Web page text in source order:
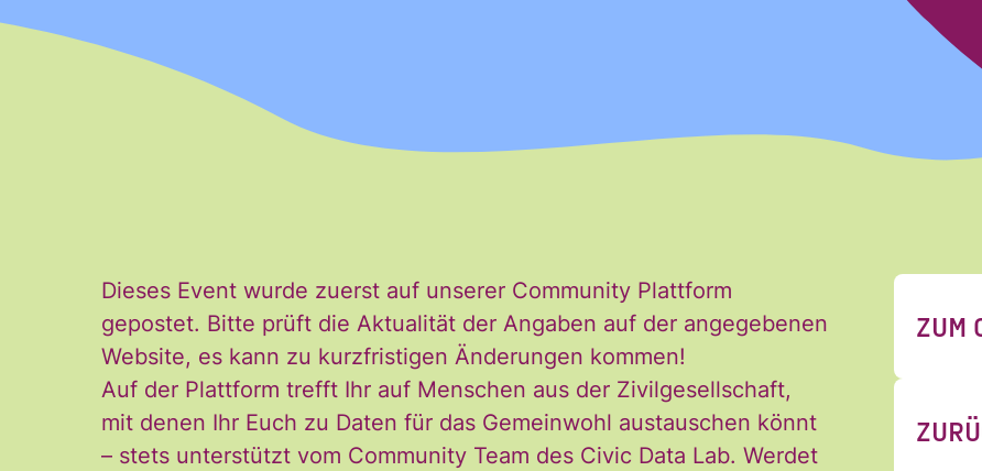
Dieses Event wurde zuerst auf unserer Community Plattform
gepostet. Bitte prüft die Aktualität der Angaben auf der angegebenen
Website, es kann zu kurzfristigen Änderungen kommen!
Auf der Plattform trefft Ihr auf Menschen aus der Zivilgesellschaft,
mit denen Ihr Euch zu Daten für das Gemeinwohl austauschen könnt
– stets unterstützt vom Community Team des Civic Data Lab. Werdet
ZUM
Einwilligung
*
Ja, ich möchte den Newsletter des Civic Data Lab per E-Mail
Einwilligung kann ich jederzeit widerrufen. Ich habe die
und der Verarbeitung der Daten in den
stimme diesen zu. *